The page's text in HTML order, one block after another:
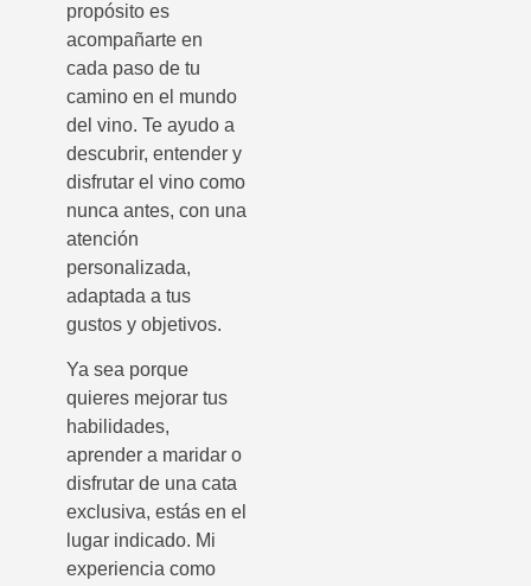
propósito es
acompañarte en
cada paso de tu
camino en el mundo
del vino. Te ayudo a
descubrir, entender y
disfrutar el vino como
nunca antes, con una
atención
personalizada,
adaptada a tus
gustos y objetivos.
Ya sea porque
quieres mejorar tus
habilidades,
aprender a maridar o
disfrutar de una cata
exclusiva, estás en el
lugar indicado. Mi
experiencia como